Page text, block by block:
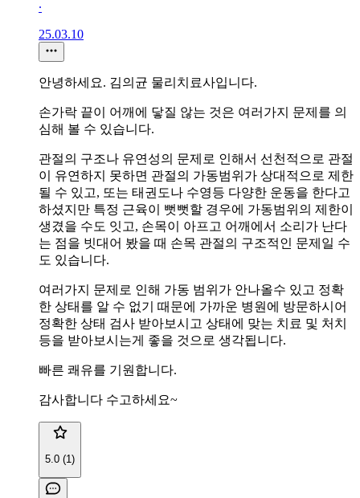
∙
25.03.10
안녕하세요. 김의균 물리치료사입니다.
손가락 끝이 어깨에 닿질 않는 것은 여러가지 문제를 의
심해 볼 수 있습니다.
관절의 구조나 유연성의 문제로 인해서 선천적으로 관절
이 유연하지 못하면 관절의 가동범위가 상대적으로 제한
될 수 있고, 또는 태권도나 수영등 다양한 운동을 한다고
하셨지만 특정 근육이 뻣뻣할 경우에 가동범위의 제한이
생겼을 수도 잇고, 손목이 아프고 어깨에서 소리가 난다
는 점을 빗대어 봤을 때 손목 관절의 구조적인 문제일 수
도 있습니다.
여러가지 문제로 인해 가동 범위가 안나올수 있고 정확
한 상태를 알 수 없기 때문에 가까운 병원에 방문하시어
정확한 상태 검사 받아보시고 상태에 맞는 치료 및 처치
등을 받아보시는게 좋을 것으로 생각됩니다.
빠른 쾌유를 기원합니다.
감사합니다 수고하세요~
5.0 (1)